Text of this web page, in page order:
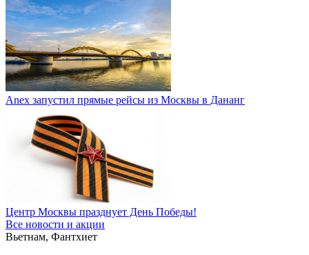
Anex запустил прямые рейсы из Москвы в Дананг
Центр Москвы празднует День Победы!
Все новости и акции
Вьетнам, Фантхиет